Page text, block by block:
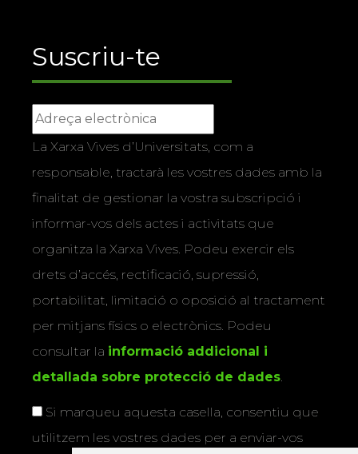
Suscriu-te
La Xarxa Vives d’Universitats, com a
responsable, tractarà les vostres dades amb la
finalitat de gestionar la vostra subscripció i
informar-vos dels actes i activitats que
organitza la Xarxa Vives. Podeu exercir els
drets d’accés, rectificació, supressió,
portabilitat, limitació o oposició al tractament
per mitjans físics o electrònics. Podeu
consultar la informació addicional i
detallada sobre protecció de dades.
Si marqueu aquesta casella, consentiu que
utilitzem les vostres dades per a enviar-vos